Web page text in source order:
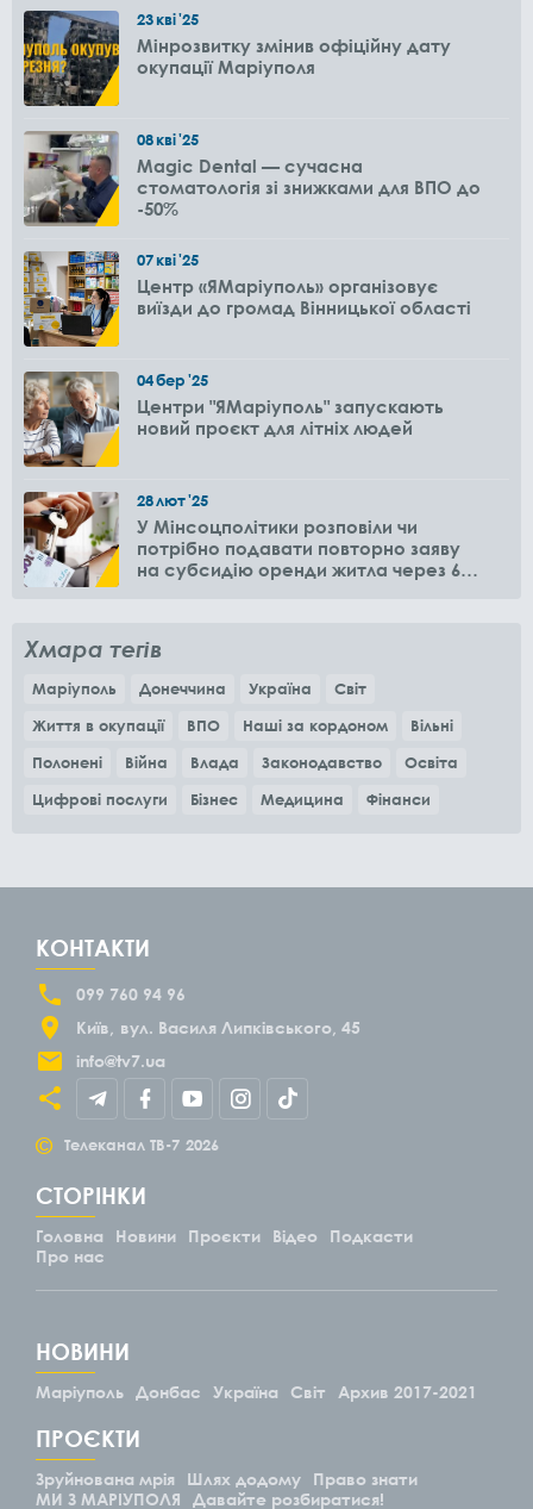
23кві'25
Мінрозвитку змінив офіційну дату
окупації Маріуполя
08кві'25
Magic Dental — сучасна
стоматологія зі знижками для ВПО до
-50%
07кві'25
Центр «ЯМаріуполь» організовує
виїзди до громад Вінницької області
04бер'25
Центри "ЯМаріуполь" запускають
новий проєкт для літніх людей
28лют'25
У Мінсоцполітики розповіли чи
потрібно подавати повторно заяву
на субсидію оренди житла через 6
Хмара тегів
Маріуполь Донеччина Україна
Світ
Життя в окупації
ВПО Наші за кордоном
Вільні
Полонені
Війна Влада Законодавство
Освіта
Цифрові послуги
Бізнес Медицина Фінанси
КОНТАКТИ
099 760 94 96
Київ
вул. Василя Липківського, 45
info@tv7.ua
© Телеканал ТВ-7 2026
СТОРІНКИ
Головна Новини Проєкти Відео
Подкасти
Про нас
НОВИНИ
Маріуполь Донбас Україна Світ Архив 2017-2021
ПРОЄКТИ
Зруйнована мрія Шлях додому
Право знати
МИ З МАРІУПОЛЯ
Давайте розбиратися!